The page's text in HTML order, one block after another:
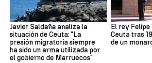
Javier Saldaña analiza la
situación de Ceuta: "La
presión migratoria siempre
ha sido un arma utilizada por
el gobierno de Marruecos"
El rey
Ceuta tras
de un